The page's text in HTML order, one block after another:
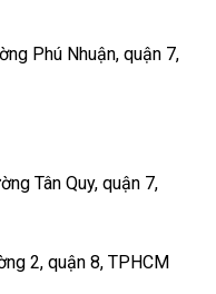
Phú Nhuận, quận 7,
Tân Quy, quận 7,
2, quận 8, TPHCM